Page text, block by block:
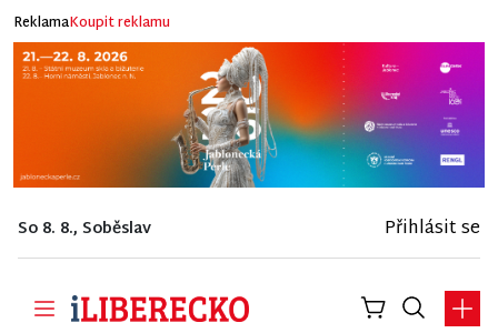
ReklamaKoupit reklamu
So 8. 8., Soběslav Přihlásit se